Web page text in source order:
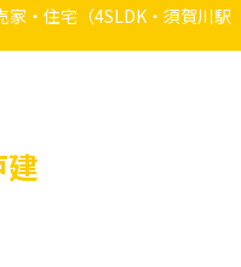
・住宅（4SLDK・須賀川駅
建